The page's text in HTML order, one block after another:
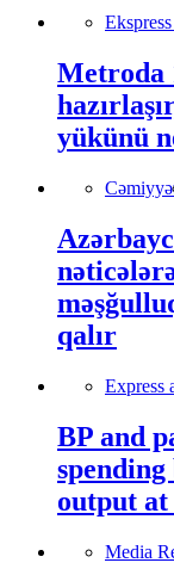
Metroda
yükünü
qalır
Express
BP and
output
Media